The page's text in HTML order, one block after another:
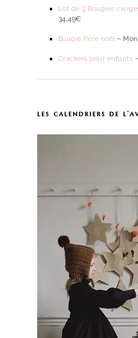
Lot de 3 Bougies
34,49€
Bougie Père noël –
Crackers pour enfants
les calendriers de